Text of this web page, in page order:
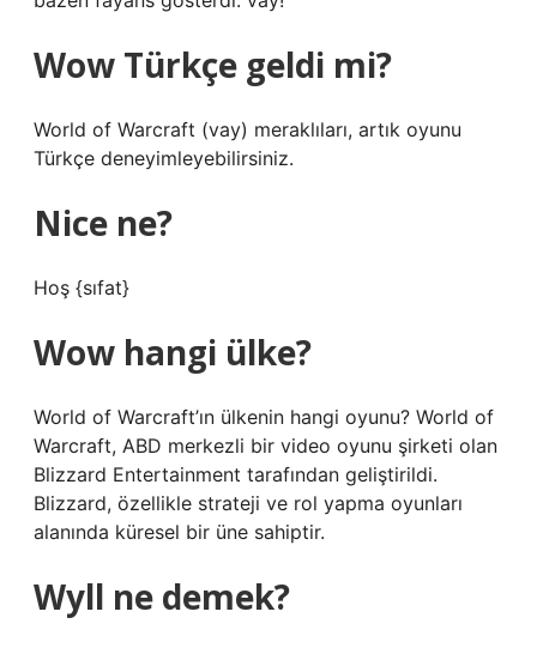
Wow Türkçe geldi mi?
World of Warcraft (vay) meraklıları, artık oyunu
Türkçe deneyimleyebilirsiniz.
Nice ne?
Hoş {sıfat}
Wow hangi ülke?
World of Warcraft’ın ülkenin hangi oyunu? World of
Warcraft, ABD merkezli bir video oyunu şirketi olan
Blizzard Entertainment tarafından geliştirildi.
Blizzard, özellikle strateji ve rol yapma oyunları
alanında küresel bir üne sahiptir.
Wyll ne demek?